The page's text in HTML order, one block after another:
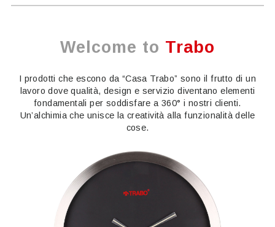
Welcome to Trabo
I prodotti che escono da “Casa Trabo” sono il frutto di un
lavoro dove qualità, design e servizio diventano elementi
fondamentali per soddisfare a 360° i nostri clienti.
Un’alchimia che unisce la creatività alla funzionalità delle
cose.